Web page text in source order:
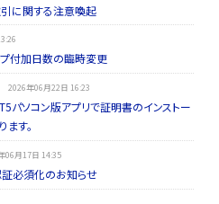
引に関する注意喚起
プ付加日数の臨時変更
2026年06月22日 16:23
パソコン版アプリで証明書のインストー
す。
06月17日 14:35
証必須化のお知らせ